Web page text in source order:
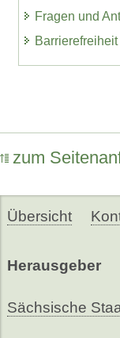
Fragen und
Barrierefreiheit
zum
Übersicht
Herausgeber
Sächsische